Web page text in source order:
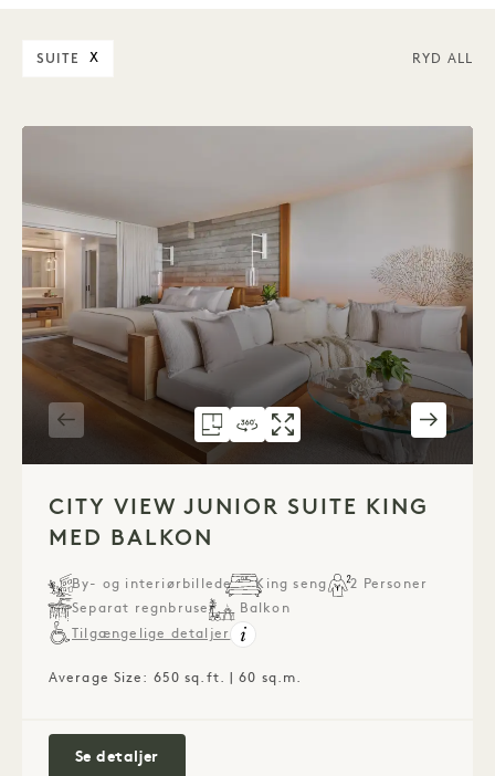
SUITE X RYD ALL
GRUNDPLAN 1264JUNIOR SUITE
360°-RUNDVISNING 1264
GALLERI 1264JUNIOR
CITY VIEW JUNIOR SUITE KING
MED BALKON
By- og interiørbillede King seng
2 Personer
Separat regnbruser
Balkon
Tilgængelige detaljer
Average Size: 650 sq.ft. | 60 sq.m.
Se detaljerCity View Junior Suite King med balkon